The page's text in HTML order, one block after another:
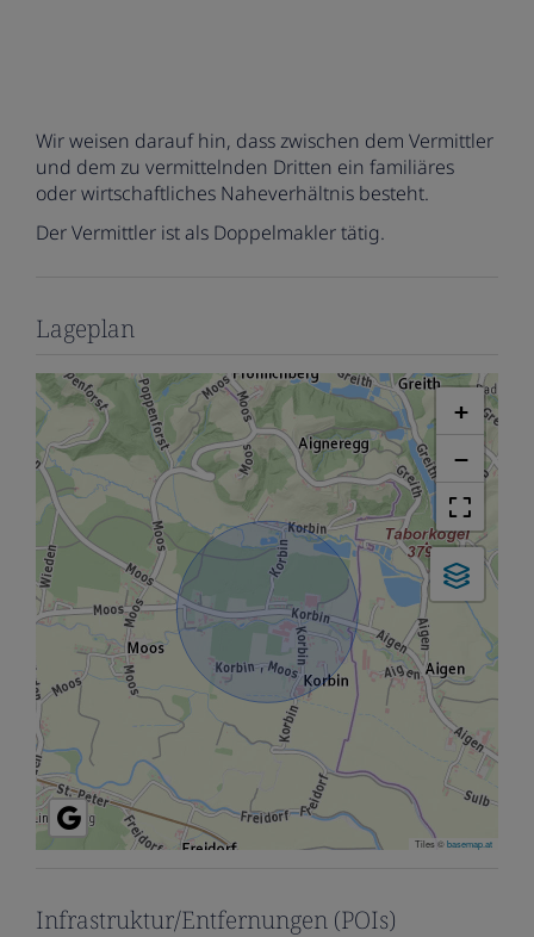
Wir weisen darauf hin, dass zwischen dem Vermittler
und dem zu vermittelnden Dritten ein familiäres
oder wirtschaftliches Naheverhältnis besteht.
Der Vermittler ist als Doppelmakler tätig.
Lageplan
+
−
Tiles ©basemap.at
Infrastruktur/Entfernungen (POIs)